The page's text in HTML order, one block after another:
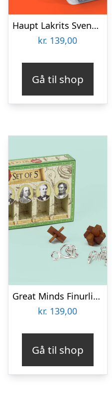
Haupt Lakrits Svenskjävlar! XXL
kr. 139,00
Gå til shop
Great Minds Finurlige Puslespil – Videnskabsmænd
kr. 139,00
Gå til shop